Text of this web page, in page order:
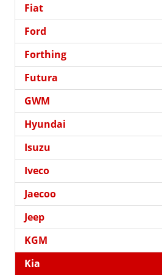
Fiat
Ford
Forthing
Futura
GWM
Hyundai
Isuzu
Iveco
Jaecoo
Jeep
KGM
Kia